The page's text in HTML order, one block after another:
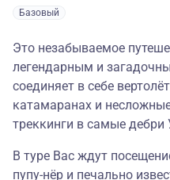
Базовый
Это незабываемое
легендарным и
соединяет в себе
катамаранах и
треккинги в самые дебри
В туре Вас ждут
пупу-нёр и печально